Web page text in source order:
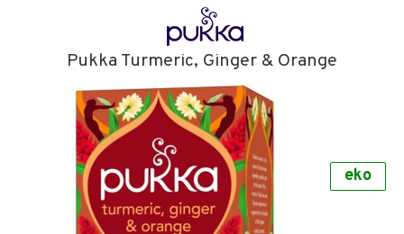
Hem & Inredning
Leksaker, Barn & Baby
Varumärken
Kampanjer
Pukka Turmeric, Ginger & Orange
eko